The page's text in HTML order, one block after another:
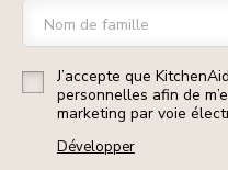
Nom de famille
J’accepte que
personnelles afin de
marketing par voie
Développer